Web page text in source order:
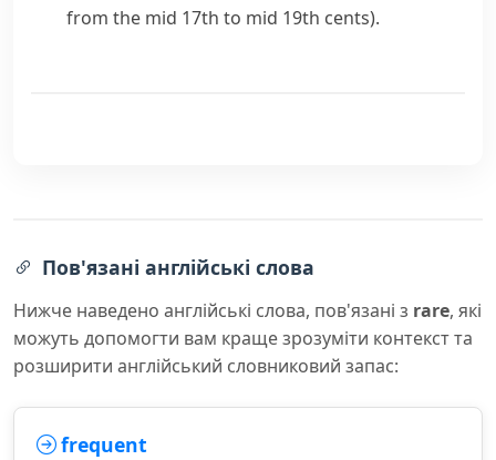
from the mid 17th to mid 19th cents).
Пов'язані англійські слова
Нижче наведено англійські слова, пов'язані з rare, які
можуть допомогти вам краще зрозуміти контекст та
розширити англійський словниковий запас:
frequent